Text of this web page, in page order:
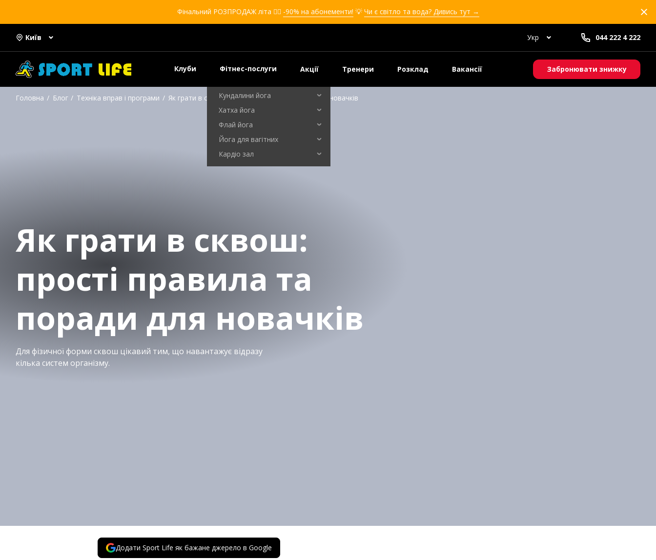
Фінальний РОЗПРОДАЖ літа ❤️‍🔥 -90% на абонементи! 💡 Чи є світло та вода? Дивись тут →
Київ Укр 044 222 4 222
Клуби Фітнес-послуги
Кікбоксинг для дівчат
Кікбоксинг для дітей
Самооборона для дівчат
Самооборона для дітей
Кундалини йога
Хатха йога
Флай йога
Йога для вагітних
Кардіо зал
Акції Тренери Розклад Вакансії Забронювати знижку
Головна Блог Техніка вправ і програми Як грати в сквош: прості правила та поради для новачків
Як грати в сквош:
прості правила та
поради для новачків
Для фізичної форми сквош цікавий тим, що навантажує відразу
кілька систем організму.
Додати Sport Life як бажане джерело в Google